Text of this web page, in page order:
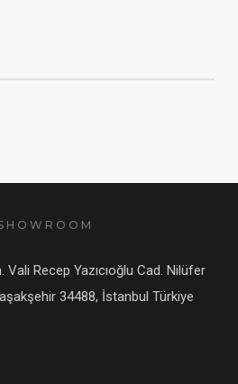
Vali Recep Yazıcıoğlu Cad. Nilüfer
34488, İstanbul Türkiye